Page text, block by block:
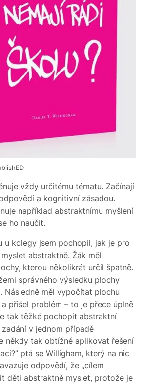
vždy určitému tématu. Začínají
a kognitivní zásadou.
například abstraktnímu myšlení
ho naučit.
u kolegy jsem pochopil, jak je pro
abstraktně. Žák měl
kterou několikrát určil špatně.
správného výsledku plochy
Následně měl vypočítat plochu
přišel problém – to je přece úplně
tak těžké pochopit abstraktní
v jednom případě
někdy tak obtížné aplikovat řešení
ptá se Willigham, který na nic
odpovědí, že „cílem
děti abstraktně myslet, protože je